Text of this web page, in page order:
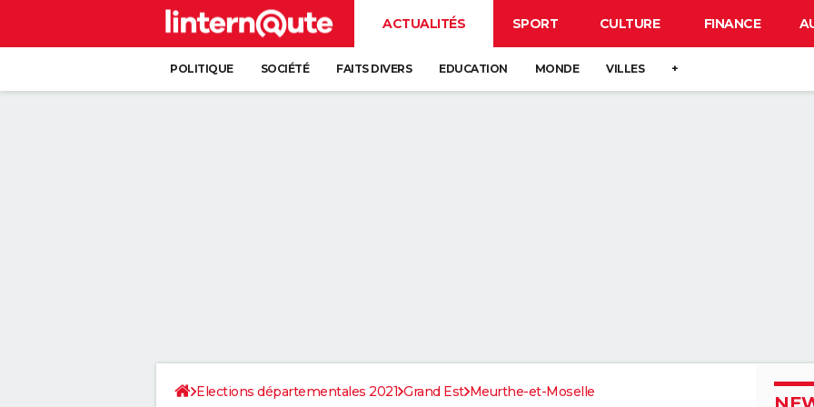
ACTUALITÉS SPORT CULTURE FINANCE
POLITIQUE SOCIÉTÉ FAITS DIVERS EDUCATION MONDE VILLES +
Elections départementales 2021 Grand Est Meurthe-et-Moselle